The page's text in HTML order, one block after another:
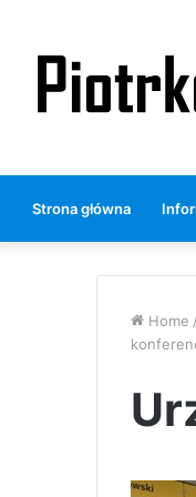
Strona główna
Home /